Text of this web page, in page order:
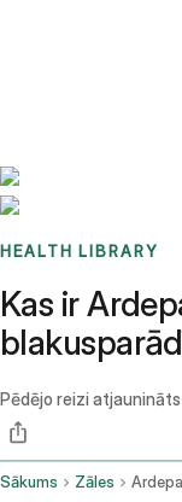
HEALTH LIBRARY
Kas ir
Pēdējo reizi atjaunināts
Sākums Zāles